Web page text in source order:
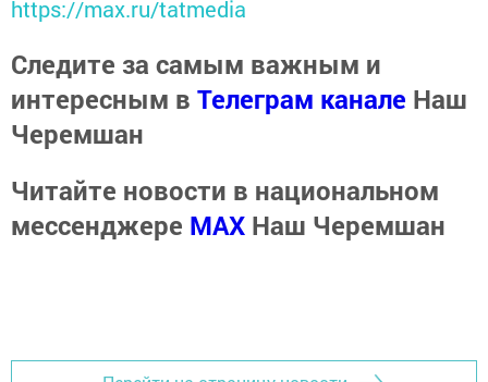
https://max.ru/tatmedia
Следите за самым важным и
интересным в Телеграм канале Наш
Черемшан
Читайте новости в национальном
мессенджере MАХ Наш Черемшан